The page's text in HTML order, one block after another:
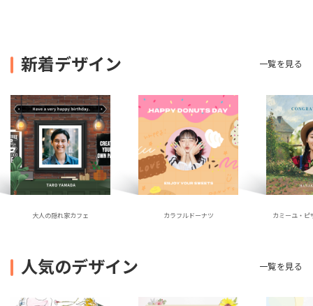
新着デザイン 一覧を見る
大人の隠れ家カフェ カラフルドーナツ カミーユ・ピ
人気のデザイン 一覧を見る